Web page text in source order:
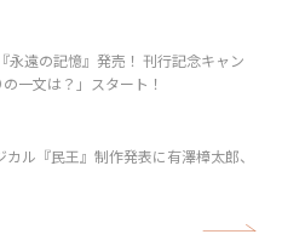
永遠の記憶』発売！ 刊行記念キャン
一文は？」スタート！
ル『民王』制作発表に有澤樟太郎、